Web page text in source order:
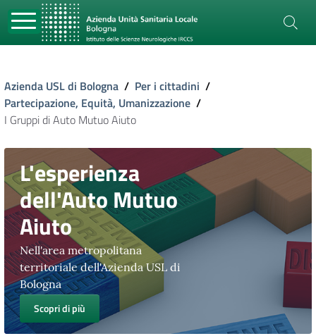
Azienda USL di Bologna / Per i cittadini /
Partecipazione, Equità, Umanizzazione /
I Gruppi di Auto Mutuo Aiuto
L'esperienza
dell'Auto Mutuo
Aiuto
Nell'area metropolitana
territoriale dell'Azienda USL di
Bologna
Scopri di più